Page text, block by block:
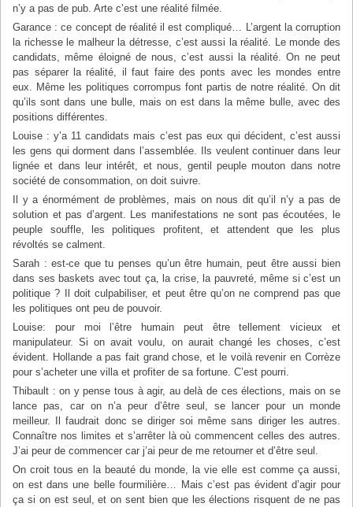
n’y a pas de pub. Arte c’est une réalité filmée.
Garance : ce concept de réalité il est compliqué… L’argent la corruption
la richesse le malheur la détresse, c’est aussi la réalité. Le monde des
candidats, même éloigné de nous, c’est aussi la réalité. On ne peut
pas séparer la réalité, il faut faire des ponts avec les mondes entre
eux. Même les politiques corrompus font partis de notre réalité. On dit
qu’ils sont dans une bulle, mais on est dans la même bulle, avec des
positions différentes.
Louise : y’a 11 candidats mais c’est pas eux qui décident, c’est aussi
les gens qui dorment dans l’assemblée. Ils veulent continuer dans leur
lignée et dans leur intérêt, et nous, gentil peuple mouton dans notre
société de consommation, on doit suivre.
Il y a énormément de problèmes, mais on nous dit qu’il n’y a pas de
solution et pas d’argent. Les manifestations ne sont pas écoutées, le
peuple souffle, les politiques profitent, et attendent que les plus
révoltés se calment.
Sarah : est-ce que tu penses qu’un être humain, peut être aussi bien
dans ses baskets avec tout ça, la crise, la pauvreté, même si c’est un
politique ? Il doit culpabiliser, et peut être qu’on ne comprend pas que
les politiques ont peu de pouvoir.
Louise: pour moi l’être humain peut être tellement vicieux et
manipulateur. Si on avait voulu, on aurait changé les choses, c’est
évident. Hollande a pas fait grand chose, et le voilà revenir en Corrèze
pour s’acheter une villa et profiter de sa fortune. C’est pourri.
Thibault : on y pense tous à agir, au delà de ces élections, mais on se
lance pas, car on n’a peur d’être seul, se lancer pour un monde
meilleur. Il faudrait donc se diriger soi même sans diriger les autres.
Connaître nos limites et s’arrêter là où commencent celles des autres.
J’ai peur de commencer car j’ai peur de me retourner et d’être seul.
On croit tous en la beauté du monde, la vie elle est comme ça aussi,
on est dans une belle fourmilière… Mais c’est pas évident d’agir pour
ça si on est seul, et on sent bien que les élections risquent de ne pas